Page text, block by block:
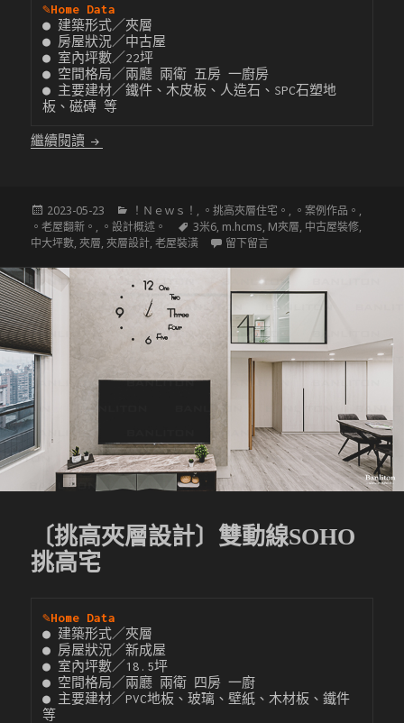
✎Home Data
● 建築形式／夾層
● 房屋狀況／中古屋
● 室內坪數／22坪
● 空間格局／兩廳 兩衛 五房 一廚房
● 主要建材／鐵件、木皮板、人造石、SPC石塑地
板、磁磚 等
繼續閱讀 〔挑高夾層設計〕遠眺山河景 挑高4米的5房SOHO
發
佈
於
2023-05-23
分
類
！Ｎｅｗｓ！ , 。挑高夾層住宅。 , 。案例作品。 ,
。老屋翻新。 , 。設計概述。
標
籤
3米6, m.hcms, M夾層, 中古屋裝修,
中大坪數,夾層,夾層設計,老屋裝潢 留下留言在 〔挑高夾層設計〕遠眺
〔挑高夾層設計〕雙動線SOHO
挑高宅
✎Home Data
● 建築形式／夾層
● 房屋狀況／新成屋
● 室內坪數／18.5坪
● 空間格局／兩廳 兩衛 四房 一廚
● 主要建材／PVC地板、玻璃、壁紙、木材板、鐵件
等